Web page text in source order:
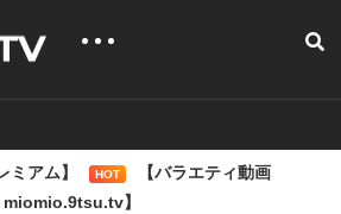
ミアム】 HOT
【バラエティ動画
miomio.9tsu.tv】